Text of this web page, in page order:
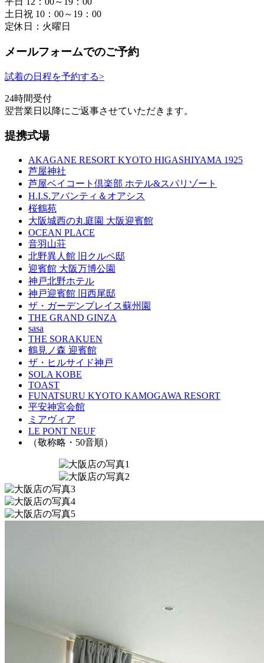
土日祝 10：00～19：00
定休日：火曜日
メールフォームでのご予約
試着の日程を予約する>
24時間受付
翌営業日以降にご返事させていただきます。
提携式場
AKAGANE RESORT KYOTO HIGASHIYAMA 1925
芦屋神社
芦屋ベイコート倶楽部 ホテル&スパリゾート
H.I.S.アバンティ＆オアシス
桜鶴苑
大阪城西の丸庭園 大阪迎賓館
OCEAN PLACE
音羽山荘
北野異人館 旧クルペ邸
迎賓館 大阪万博公園
神戸北野ホテル
神戸迎賓館 旧西尾邸
ザ・ガーデンプレイス蘇州園
THE GRAND GINZA
sasa
THE SORAKUEN
鶴見ノ森 迎賓館
ザ・ヒルサイド神戸
SOLA KOBE
TOAST
FUNATSURU KYOTO KAMOGAWA RESORT
平安神宮会館
ミアヴィア
LE PONT NEUF
（敬称略・50音順）